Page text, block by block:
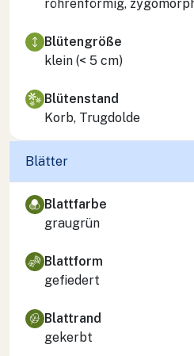
röhrenförmig,
Blütengröße
klein (< 5 cm)
Blütenstand
Korb, Trugdolde
Blätter
Blattfarbe
graugrün
Blattform
gefiedert
Blattrand
gekerbt